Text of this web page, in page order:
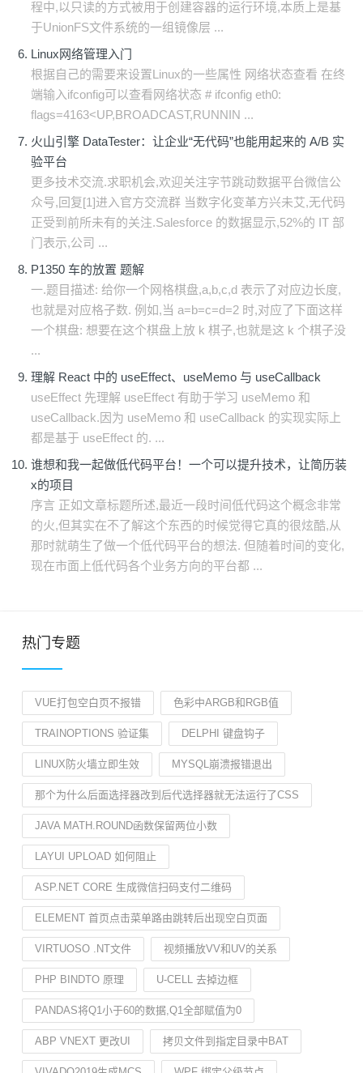
程中,以只读的方式被用于创建容器的运行环境,本质上是基
于UnionFS文件系统的一组镜像层 ...
Linux网络管理入门
根据自己的需要来设置Linux的一些属性 网络状态查看 在终
端输入ifconfig可以查看网络状态 # ifconfig eth0:
flags=4163<UP,BROADCAST,RUNNIN ...
火山引擎 DataTester：让企业“无代码”也能用起来的 A/B 实
验平台
更多技术交流.求职机会,欢迎关注字节跳动数据平台微信公
众号,回复[1]进入官方交流群 当数字化变革方兴未艾,无代码
正受到前所未有的关注.Salesforce 的数据显示,52%的 IT 部
门表示,公司 ...
P1350 车的放置 题解
一.题目描述: 给你一个网格棋盘,a,b,c,d 表示了对应边长度,
也就是对应格子数. 例如,当 a=b=c=d=2 时,对应了下面这样
一个棋盘: 想要在这个棋盘上放 k 棋子,也就是这 k 个棋子没
...
理解 React 中的 useEffect、useMemo 与 useCallback
useEffect 先理解 useEffect 有助于学习 useMemo 和
useCallback.因为 useMemo 和 useCallback 的实现实际上
都是基于 useEffect 的. ...
谁想和我一起做低代码平台！一个可以提升技术，让简历装
x的项目
序言 正如文章标题所述,最近一段时间低代码这个概念非常
的火,但其实在不了解这个东西的时候觉得它真的很炫酷,从
那时就萌生了做一个低代码平台的想法. 但随着时间的变化,
现在市面上低代码各个业务方向的平台都 ...
热门专题
VUE打包空白页不报错 色彩中ARGB和RGB值
TRAINOPTIONS 验证集 DELPHI 键盘钩子
LINUX防火墙立即生效 MYSQL崩溃报错退出
那个为什么后面选择器改到后代选择器就无法运行了CSS
JAVA MATH.ROUND函数保留两位小数
LAYUI UPLOAD 如何阻止
ASP.NET CORE 生成微信扫码支付二维码
ELEMENT 首页点击菜单路由跳转后出现空白页面
VIRTUOSO .NT文件 视频播放VV和UV的关系
PHP BINDTO 原理 U-CELL 去掉边框
PANDAS将Q1小于60的数据,Q1全部赋值为0
ABP VNEXT 更改UI 拷贝文件到指定目录中BAT